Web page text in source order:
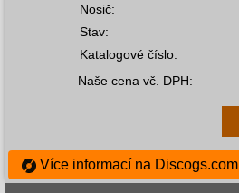
Nosič:
Stav:
Katalogové číslo:
Naše cena vč. DPH:
Více informací na Discogs.com